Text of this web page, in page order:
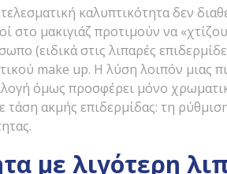
καλυπτικότητα δεν
στο μακιγιάζ προτιμούν να
(ειδικά στις λιπαρές
make up. Η λύση λοιπόν μιας
όμως προσφέρει μόνο
τάση ακμής επιδερμίδας: τη
με λιγότερη